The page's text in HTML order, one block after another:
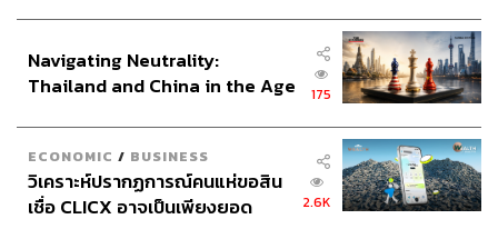
Navigating Neutrality:
Thailand and China in the Age
175
ECONOMIC / BUSINESS
วิเคราะห์ปรากฏการณ์คนแห่ขอสิน
เชื่อ CLICX อาจเป็นเพียงยอด
2.6K